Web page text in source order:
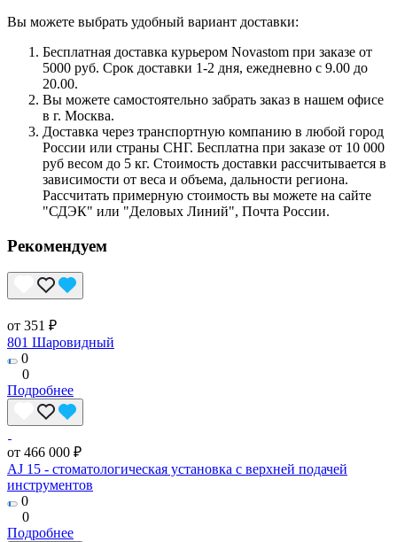
Вы можете выбрать удобный вариант доставки:
Бесплатная доставка курьером Novastom при заказе от
5000 руб. Срок доставки 1-2 дня, ежедневно с 9.00 до
20.00.
Вы можете самостоятельно забрать заказ в нашем офисе
в г. Москва.
Доставка через транспортную компанию в любой город
России или страны СНГ. Бесплатна при заказе от 10 000
руб весом до 5 кг. Стоимость доставки рассчитывается в
зависимости от веса и объема, дальности региона.
Рассчитать примерную стоимость вы можете на сайте
"СДЭК" или "Деловых Линий", Почта России.
Рекомендуем
от 351 ₽
801 Шаровидный
0
0
Подробнее
от 466 000 ₽
AJ 15 - стоматологическая установка с верхней подачей
инструментов
0
0
Подробнее